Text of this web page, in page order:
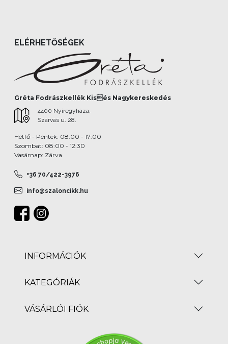
ELÉRHETŐSÉGEK
Gréta Fodrászkellék Kisés Nagykereskedés
4400 Nyíregyháza,
Szarvas u. 28.
Hétfő - Péntek: 08:00 - 17:00
Szombat: 08:00 - 12:30
Vasárnap: Zárva
+36 70/422-3976
info@szaloncikk.hu
INFORMÁCIÓK
KATEGÓRIÁK
VÁSÁRLÓI FIÓK